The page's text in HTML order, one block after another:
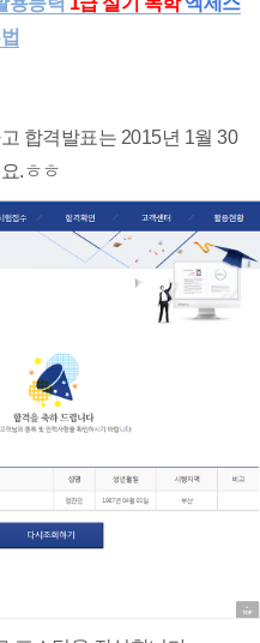
합격발표는 2015년 1월 30
.ㅎㅎ